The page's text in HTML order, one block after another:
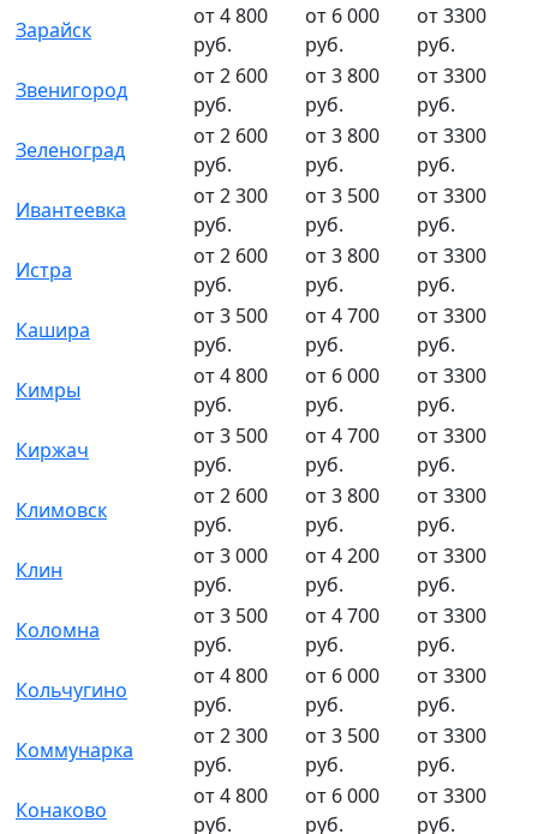
Зарайск
от 4 800
руб.
от 6 000
руб.
от 3300
руб.
Звенигород
от 2 600
руб.
от 3 800
руб.
от 3300
руб.
Зеленоград
от 2 600
руб.
от 3 800
руб.
от 3300
руб.
Ивантеевка
от 2 300
руб.
от 3 500
руб.
от 3300
руб.
Истра
от 2 600
руб.
от 3 800
руб.
от 3300
руб.
Кашира
от 3 500
руб.
от 4 700
руб.
от 3300
руб.
Кимры
от 4 800
руб.
от 6 000
руб.
от 3300
руб.
Киржач
от 3 500
руб.
от 4 700
руб.
от 3300
руб.
Климовск
от 2 600
руб.
от 3 800
руб.
от 3300
руб.
Клин
от 3 000
руб.
от 4 200
руб.
от 3300
руб.
Коломна
от 3 500
руб.
от 4 700
руб.
от 3300
руб.
Кольчугино
от 4 800
руб.
от 6 000
руб.
от 3300
руб.
Коммунарка
от 2 300
руб.
от 3 500
руб.
от 3300
руб.
Конаково
от 4 800
руб.
от 6 000
руб.
от 3300
руб.